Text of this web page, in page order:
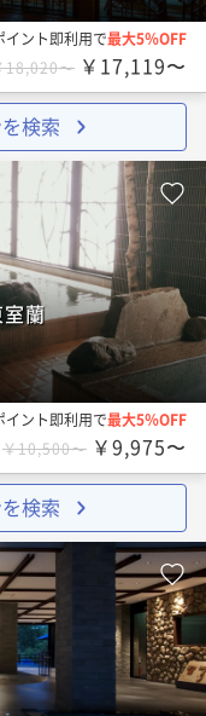
イント即利用で最大5％OFF
18,020〜 ￥17,119〜
検索
蘭
イント即利用で最大5％OFF
￥10,500〜 ￥9,975〜
検索